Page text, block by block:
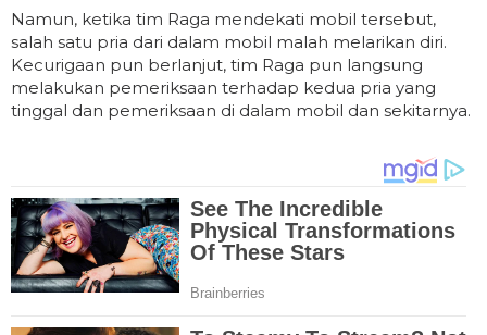
Namun, ketika tim Raga mendekati mobil tersebut,
salah satu pria dari dalam mobil malah melarikan diri.
Kecurigaan pun berlanjut, tim Raga pun langsung
melakukan pemeriksaan terhadap kedua pria yang
tinggal dan pemeriksaan di dalam mobil dan sekitarnya.